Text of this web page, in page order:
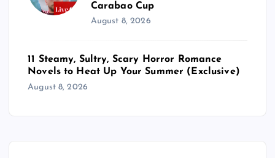
Carabao Cup
August 8, 2026
11 Steamy, Sultry, Scary Horror Romance
Novels to Heat Up Your Summer (Exclusive)
August 8, 2026